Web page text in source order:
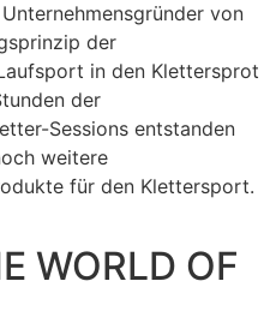
von
der
in den Klettersprot
der
Sessions entstanden
weitere
für den Klettersport.
WORLD OF